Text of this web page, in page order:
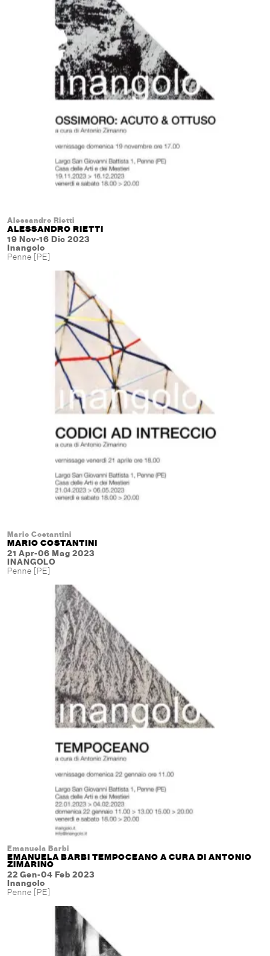
Alessandro Rietti
ALESSANDRO RIETTI
19 Nov-16 Dic 2023
Inangolo
Penne [PE]
Mario Costantini
MARIO COSTANTINI
21 Apr-06 Mag 2023
INANGOLO
Penne [PE]
Emanuela Barbi
EMANUELA BARBI TEMPOCEANO A CURA DI ANTONIO
ZIMARINO
22 Gen-04 Feb 2023
Inangolo
Penne [PE]